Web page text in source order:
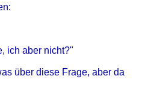
ich aber nicht?"
über diese Frage, aber da